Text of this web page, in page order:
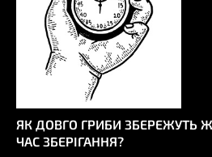
ЯК ДОВГО ГРИБИ ЗБЕРЕЖУТЬ
ЧАС ЗБЕРІГАННЯ?